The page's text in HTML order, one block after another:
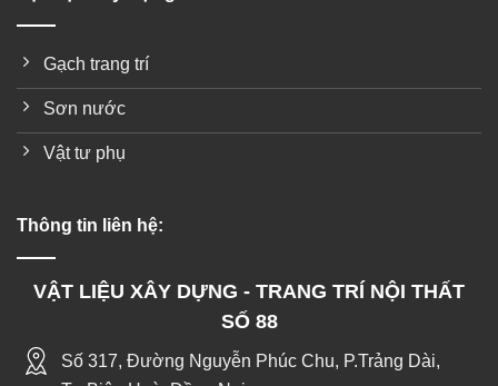
Gạch trang trí
Sơn nước
Vật tư phụ
Thông tin liên hệ:
VẬT LIỆU XÂY DỰNG - TRANG TRÍ NỘI THẤT
SỐ 88
Số 317, Đường Nguyễn Phúc Chu, P.Trảng Dài,